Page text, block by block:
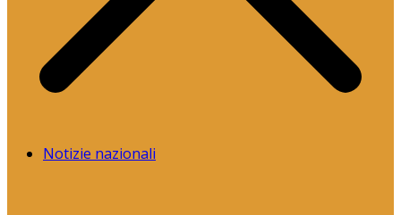
Notizie nazionali